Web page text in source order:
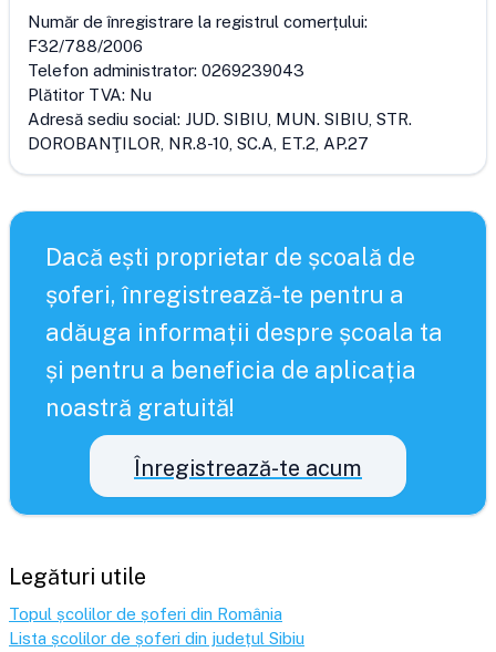
Număr de înregistrare la registrul comerțului:
F32/788/2006
Telefon administrator: 0269239043
Plătitor TVA: Nu
Adresă sediu social: JUD. SIBIU, MUN. SIBIU, STR.
DOROBANŢILOR, NR.8-10, SC.A, ET.2, AP.27
Dacă ești proprietar de școală de
șoferi, înregistrează-te pentru a
adăuga informații despre școala ta
și pentru a beneficia de aplicația
noastră gratuită!
Înregistrează-te acum
Legături utile
Topul școlilor de șoferi din România
Lista școlilor de șoferi din județul Sibiu